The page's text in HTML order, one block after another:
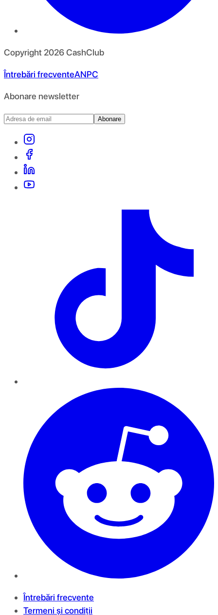
Copyright 2026CashClub
Întrebări frecventeANPC
Abonare newsletter
Abonare
Întrebări frecvente
Termeni și condiții